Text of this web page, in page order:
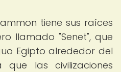
tiene sus raíces
llamado "Senet", que
Egipto alrededor del
que las civilizaciones